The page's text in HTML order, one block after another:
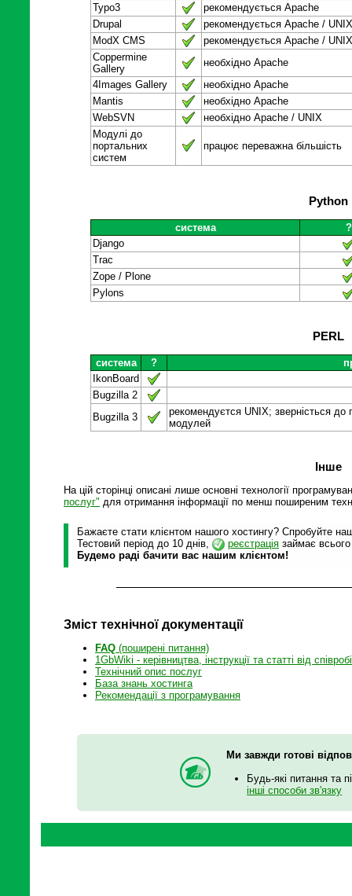
Typo3
рекомендується Apache
Drupal
рекомендується Apache / UNIX
ModX CMS
рекомендується Apache / UNIX
Coppermine
Gallery
необхідно Apache
4Images Gallery
необхідно Apache
Mantis
необхідно Apache
WebSVN
необхідно Apache / UNIX
Модулі до
портальних
систем
працює переважна більшість
Python
система
Django
Trac
Zope / Plone
Pylons
PERL
система ?
IkonBoard
Bugzilla 2
Bugzilla 3
рекомендуєтся UNIX; зверністься до
модулей
Інше
На цій сторінці описані лише основні технології
послуг" для отримання інформації по менш поширеним
Бажаєте стати клієнтом нашого хостингу? Спробуйте
Тестовий період до 10 днів,
реєстрація займає
Будемо раді бачити вас нашим клієнтом!
Зміст технічної документації
FAQ (поширені питання)
1GbWiki - керівництва, інструкції та статті від
Технічний опис послуг
База знань хостинга
Рекомендації з програмування
Ми завжди готові
Будь-які питання та
інші способи зв'язку